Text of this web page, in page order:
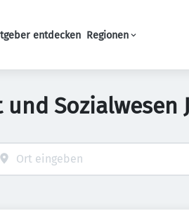
Navigation
entdecken Regionen
Sozialwesen